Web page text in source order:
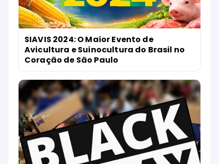
SIAVIS 2024: O Maior Evento de
Avicultura e Suinocultura do Brasil no
Coração de São Paulo